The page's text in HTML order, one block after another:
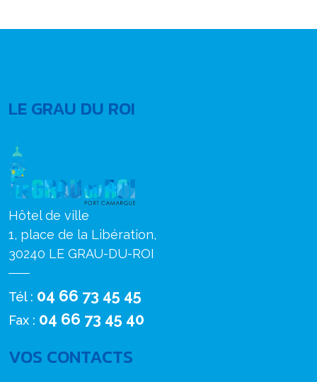
LE GRAU DU ROI
Hôtel de ville
1, place de la Libération,
30240 LE GRAU-DU-ROI
Tél : 04 66 73 45 45
Fax : 04 66 73 45 40
VOS CONTACTS